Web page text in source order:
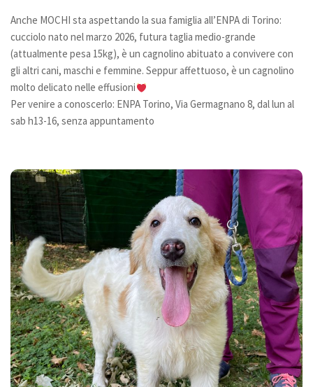
Bilancio
I volontari
News
Eventi
I nostri ospiti
Cani taglia grande
Cani taglia media
Cani taglia piccola
Gatti
Sostienici
Diventa volontario
Diventa socio
Donazioni
5×1000
Ambulatorio veterinario
Anche MOCHI sta aspettando la sua famiglia all’ENPA di Torino:
cucciolo nato nel marzo 2026, futura taglia medio-grande
(attualmente pesa 15kg), è un cagnolino abituato a convivere con
gli altri cani, maschi e femmine. Seppur affettuoso, è un cagnolino
molto delicato nelle effusioni
Per venire a conoscerlo: ENPA Torino, Via Germagnano 8, dal lun al
sab h13-16, senza appuntamento